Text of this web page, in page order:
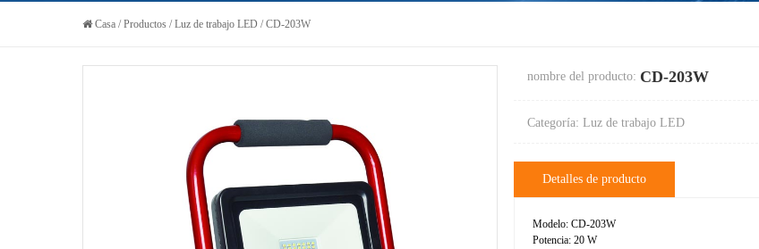
Casa /Productos /Luz de trabajo LED /CD-203W
nombre del producto: CD-203W
Categoría: Luz de trabajo LED
Detalles de producto
Modelo: CD-203W
Potencia: 20 W